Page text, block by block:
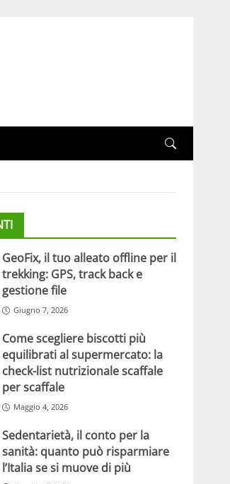
GeoFix, il tuo alleato offline per il
trekking: GPS, track back e
gestione file
Giugno 7, 2026
Come scegliere biscotti più
equilibrati al supermercato: la
check-list nutrizionale scaffale
per scaffale
Maggio 4, 2026
Sedentarietà, il conto per la
sanità: quanto può risparmiare
l’Italia se si muove di più